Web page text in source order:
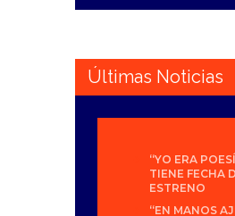
Últimas Noticias
“YO ERA
TIENE FECHA
ESTRENO
“EN MANOS